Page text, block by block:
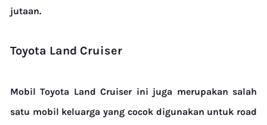
jutaan.
Toyota Land Cruiser
Mobil Toyota Land Cruiser ini juga merupakan salah
satu mobil keluarga yang cocok digunakan untuk road